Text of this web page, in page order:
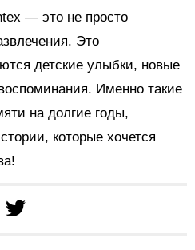
— это не просто
Это
детские улыбки, новые
Именно такие
на долгие годы,
которые хочется